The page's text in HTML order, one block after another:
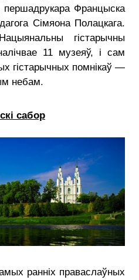
Францыска
Сімяона Полацкага.
гістарычны
11 музеяў, і сам
гістарычных помнікаў —
небам.
сабор
ранніх праваслаўных